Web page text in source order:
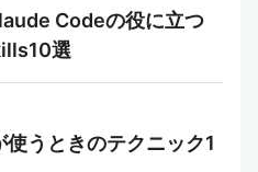
Codeの役に立つ
選
うときのテクニック1